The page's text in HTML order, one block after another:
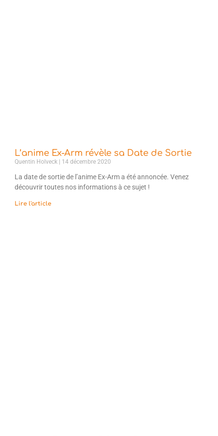
L’anime Ex-Arm révèle sa Date de Sortie
Quentin Holveck 14 décembre 2020
La date de sortie de l’anime Ex-Arm a été annoncée. Venez
découvrir toutes nos informations à ce sujet !
Lire l'article